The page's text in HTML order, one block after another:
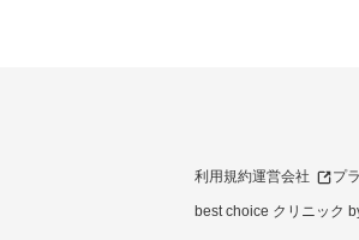
利用規約運営会社 プ
best choice クリニック